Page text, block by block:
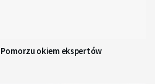
okiem ekspertów